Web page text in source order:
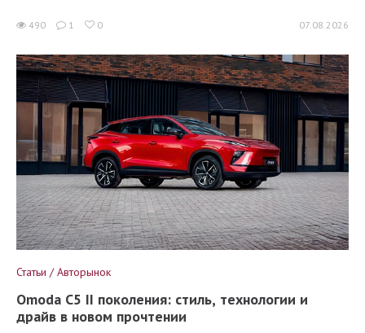
490 1 0 07.08.2026
Статьи / Авторынок
Omoda C5 II поколения: стиль, технологии и
драйв в новом прочтении